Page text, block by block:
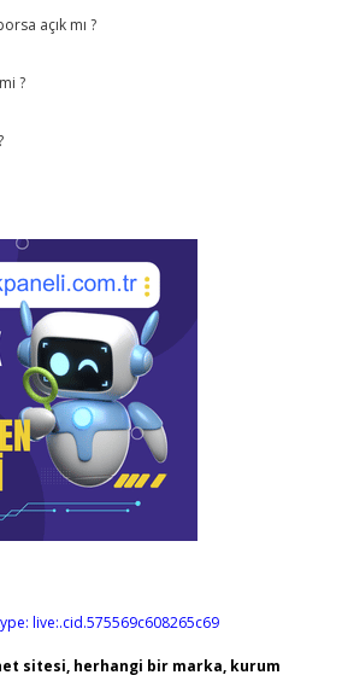
açık mı ?
?
live:.cid.575569c608265c69
sitesi, herhangi bir marka, kurum